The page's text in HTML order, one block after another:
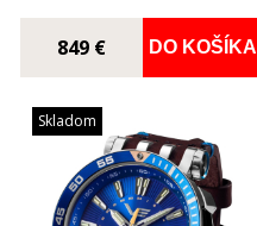
849 € DO KOŠÍKA
Skladom